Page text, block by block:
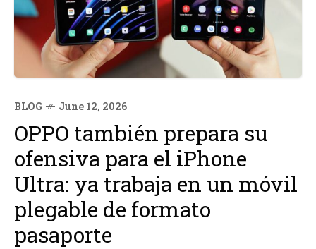
BLOG June 12, 2026
OPPO también prepara su
ofensiva para el iPhone
Ultra: ya trabaja en un móvil
plegable de formato
pasaporte